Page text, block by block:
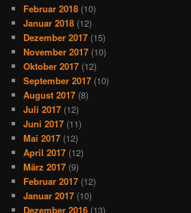
Februar 2018 (10)
Januar 2018 (12)
Dezember 2017 (15)
November 2017 (10)
Oktober 2017 (12)
September 2017 (10)
August 2017 (8)
Juli 2017 (12)
Juni 2017 (11)
Mai 2017 (12)
April 2017 (12)
März 2017 (9)
Februar 2017 (12)
Januar 2017 (10)
Dezember 2016 (13)